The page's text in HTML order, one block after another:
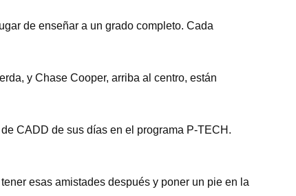
de enseñar a un grado completo. Cada
y Chase Cooper, arriba al centro, están
CADD de sus días en el programa P-TECH.
esas amistades después y poner un pie en la